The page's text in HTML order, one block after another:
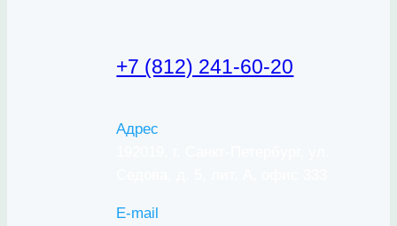
+7 (812) 241-60-20
Адрес
E-mail